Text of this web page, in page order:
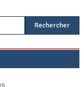
Rechercher :
…